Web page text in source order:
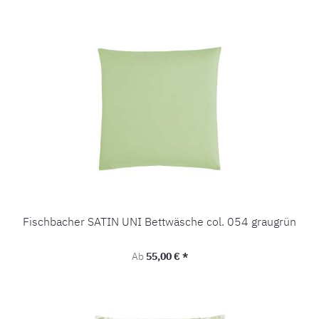
Fischbacher SATIN UNI Bettwäsche col. 054 graugrün
Regulärer Preis:
Ab 55,00 € *